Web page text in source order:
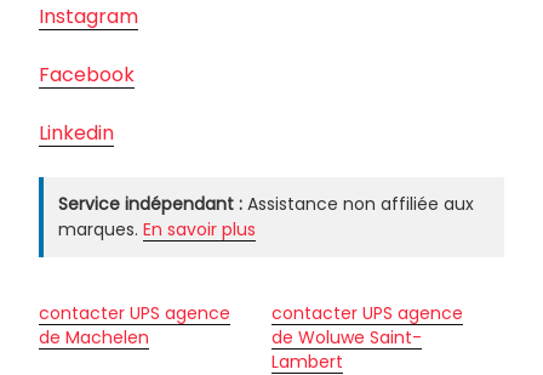
Instagram
Facebook
Linkedin
Service indépendant : Assistance non affiliée aux
marques. En savoir plus
contacter UPS agence
de Machelen
contacter UPS agence
de Woluwe Saint-
Lambert